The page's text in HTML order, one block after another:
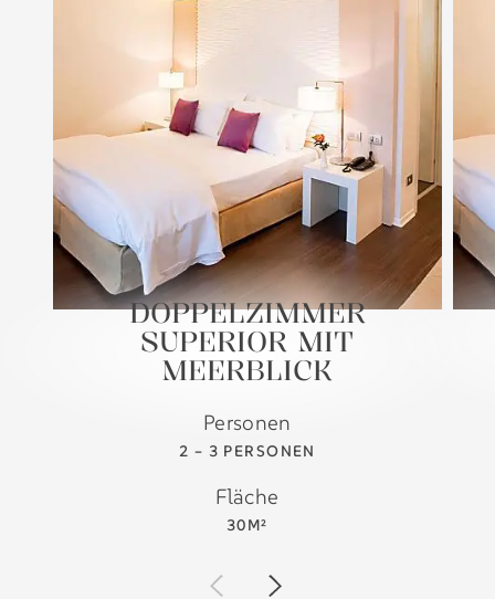
DOPPELZIMMER
SUPERIOR MIT
MEERBLICK
Personen
2 – 3 PERSONEN
Fläche
30M²